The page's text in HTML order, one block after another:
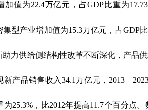
加值为22.4万亿元，占GDP比重为
集型产业增加值为15.3万亿元，占GDP
助力供给侧结构性改革不断深化，产品
新产品销售收入 34.1万亿元， 2013—
为25.3%，比2012年提高11.7个百分点。